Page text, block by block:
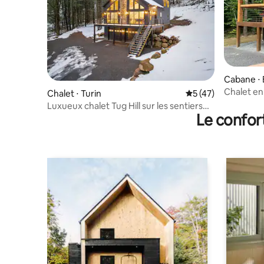
Chalet ⋅ Turin Évaluation
5 (47)
Luxueux chalet Tug Hill sur les sentiers
Cabane ⋅
Chalet
Le